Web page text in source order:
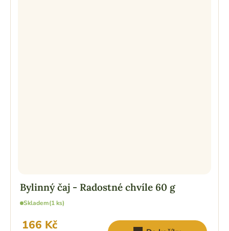
Bylinný čaj - Radostné chvíle 60 g
Skladem(1 ks)
166 Kč